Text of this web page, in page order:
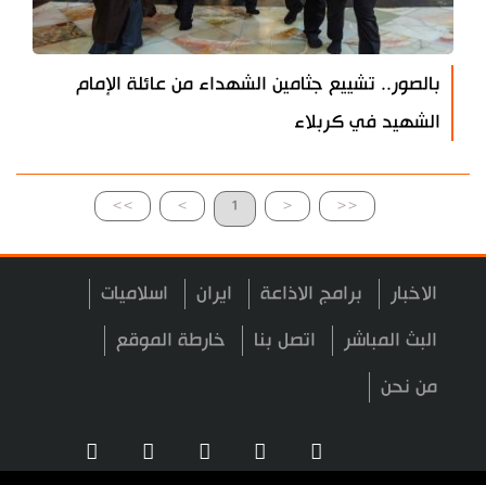
بالصور.. تشييع جثامين الشهداء من عائلة الإمام
الشهيد في كربلاء
>> > 1 < <<
الاخبار برامج الاذاعة ايران اسلاميات
البث المباشر اتصل بنا خارطة الموقع
من نحن